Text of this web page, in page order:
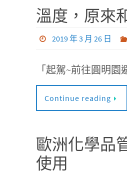
溫度，原來
2019 年 3 月 26 日
「起駕~前往圓明
Continue reading
歐洲化學品
使用